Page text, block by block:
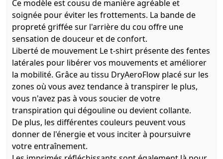
Ce modèle est cousu de manière agréable et
soignée pour éviter les frottements. La bande de
propreté griffée sur l'arrière du cou offre une
sensation de douceur et de confort.
Liberté de mouvement Le t-shirt présente des fentes
latérales pour libérer vos mouvements et améliorer
la mobilité. Grâce au tissu DryAeroFlow placé sur les
zones où vous avez tendance à transpirer le plus,
vous n'avez pas à vous soucier de votre
transpiration qui dégouline ou devient collante.
De plus, les différentes couleurs peuvent vous
donner de l'énergie et vous inciter à poursuivre
votre entraînement.